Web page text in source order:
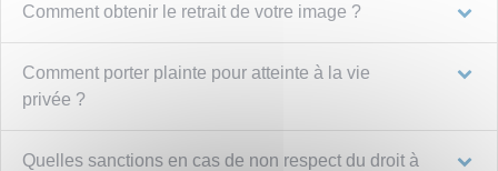
Comment obtenir le retrait de votre image ?
Comment porter plainte pour atteinte à la vie
privée ?
Quelles sanctions en cas de non respect du droit à